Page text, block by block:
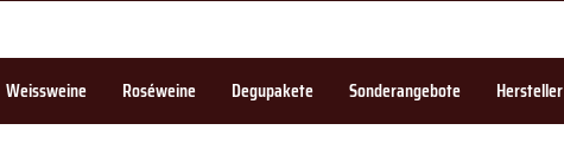
Weissweine Roséweine Degupakete Sonderangebote Hersteller